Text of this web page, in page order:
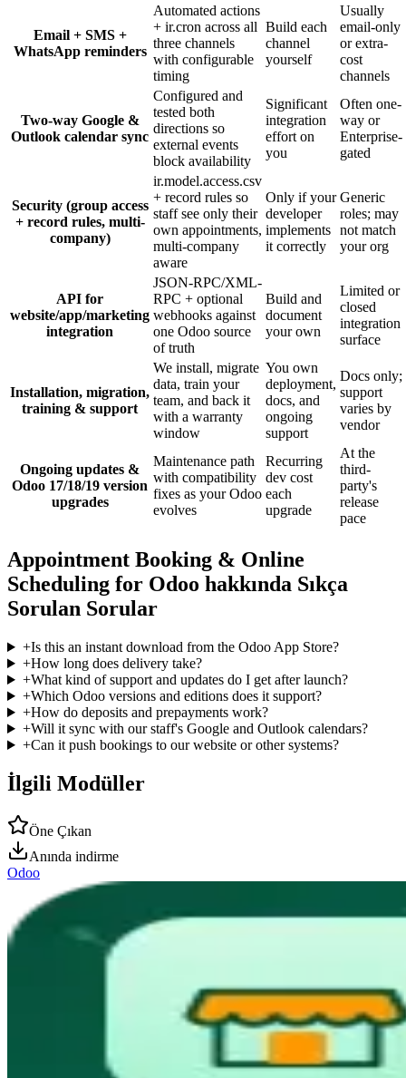
Email + SMS +
WhatsApp reminders
Automated actions
+ ir.cron across all
three channels
with configurable
timing
Build each
channel
yourself
Usually
email-only
or extra-
cost
channels
Two-way Google &
Outlook calendar sync
Configured and
tested both
directions so
external events
block availability
Significant
integration
effort on
you
Often one-
way or
Enterprise-
gated
Security (group access
+ record rules, multi-
company)
ir.model.access.csv
+ record rules so
staff see only their
own appointments,
multi-company
aware
Only if your
developer
implements
it correctly
Generic
roles; may
not match
your org
API for
website/app/marketing
integration
JSON-RPC/XML-
RPC + optional
webhooks against
one Odoo source
of truth
Build and
document
your own
Limited or
closed
integration
surface
Installation, migration,
training & support
We install, migrate
data, train your
team, and back it
with a warranty
window
You own
deployment,
docs, and
ongoing
support
Docs only;
support
varies by
vendor
Ongoing updates &
Odoo 17/18/19 version
upgrades
Maintenance path
with compatibility
fixes as your Odoo
evolves
Recurring
dev cost
each
upgrade
At the
third-
party's
release
pace
Appointment Booking & Online
Scheduling for Odoo hakkında Sıkça
Sorulan Sorular
+Is this an instant download from the Odoo App Store?
+How long does delivery take?
+What kind of support and updates do I get after launch?
+Which Odoo versions and editions does it support?
+How do deposits and prepayments work?
+Will it sync with our staff's Google and Outlook calendars?
+Can it push bookings to our website or other systems?
İlgili Modüller
Öne Çıkan
Anında indirme
Odoo